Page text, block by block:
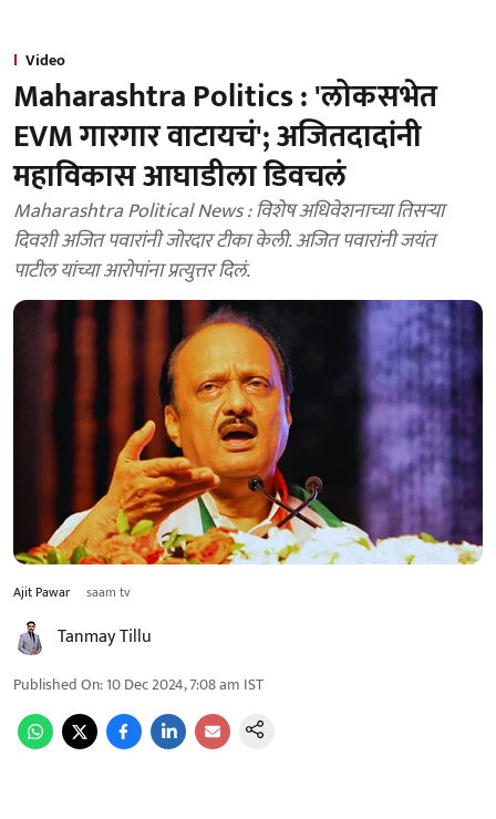
Video
Maharashtra Politics : 'लोकसभेत
EVM गारगार वाटायचं'; अजितदादांनी
महाविकास आघाडीला डिवचलं
Maharashtra Political News : विशेष अधिवेशनाच्या तिसऱ्या
दिवशी अजित पवारांनी जोरदार टीका केली. अजित पवारांनी जयंत
पाटील यांच्या आरोपांना प्रत्युत्तर दिलं.
Ajit Pawar saam tv
Tanmay Tillu
Published On:10 Dec 2024, 7:08 am IST